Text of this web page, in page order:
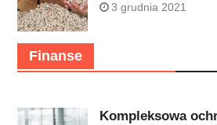
3 grudnia 2021
Finanse
Kompleksowa